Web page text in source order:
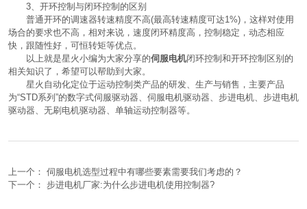
3、开环控制与闭环控制的区别
普通开环的调速器转速精度不高(最高转速精度可达1%)，这样对使用
场合的要求也不高，相对来说，速度闭环精度高，控制稳定，动态相应
快，跟随性好，可恒转矩等优点。
以上就是星火小编为大家分享的伺服电机闭环控制和开环控制区别的
相关知识了，希望可以帮助到大家。
星火自动化定位于运动控制类产品的研发、生产与销售，主要产品
为“STD系列”的数字式伺服驱动器、伺服电机驱动器、步进电机、步进电机
驱动器、 无刷电机驱动器 、单轴运动控制器等。
上一个： 伺服电机选型过程中有哪些要素需要我们考虑的？
下一个： 步进电机厂家:为什么步进电机使用控制器?